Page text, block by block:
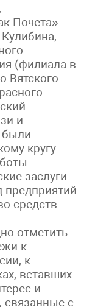
Почета»
(филиала в
Вятского
и
были
кругу
заслуги
предприятий
средств
отметить
к
к
вставших
и
связанные с